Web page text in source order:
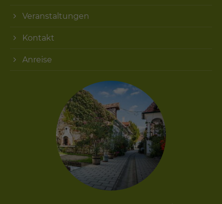
Veranstaltungen
Kontakt
Anreise